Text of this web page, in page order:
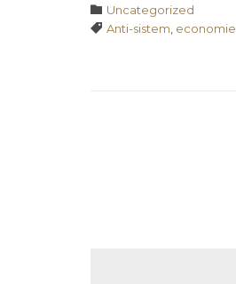
 Category
Uncategorized
 Tags
Anti-sistem economie